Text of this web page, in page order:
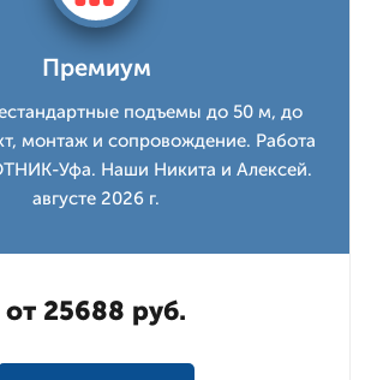
Премиум
подъемы до 50 м, до
монтаж и сопровождение. Работа
Уфа. Наши Никита и Алексей.
августе 2026 г.
от 25688 руб.